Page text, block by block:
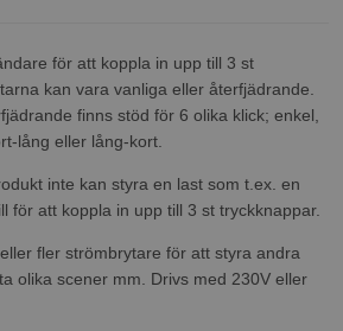
för att koppla in upp till 3 st
kan vara vanliga eller återfjädrande.
finns stöd för 6 olika klick; enkel,
lång eller lång-kort.
inte kan styra en last som t.ex. en
för att koppla in upp till 3 st tryckknappar.
fler strömbrytare för att styra andra
olika scener mm. Drivs med 230V eller